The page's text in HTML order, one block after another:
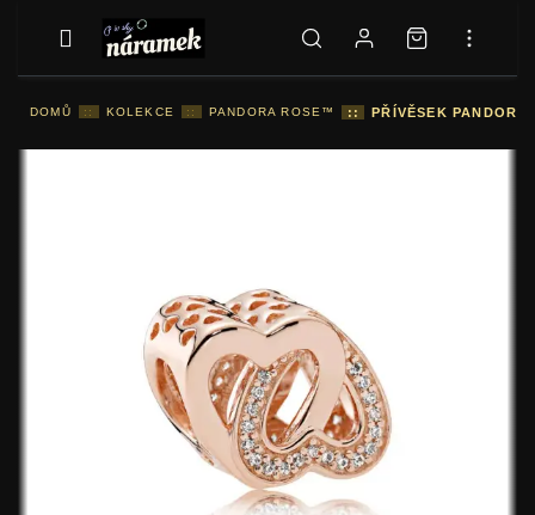
DOMŮ :: KOLEKCE :: PANDORA ROSE™ :: PŘÍVĚSEK